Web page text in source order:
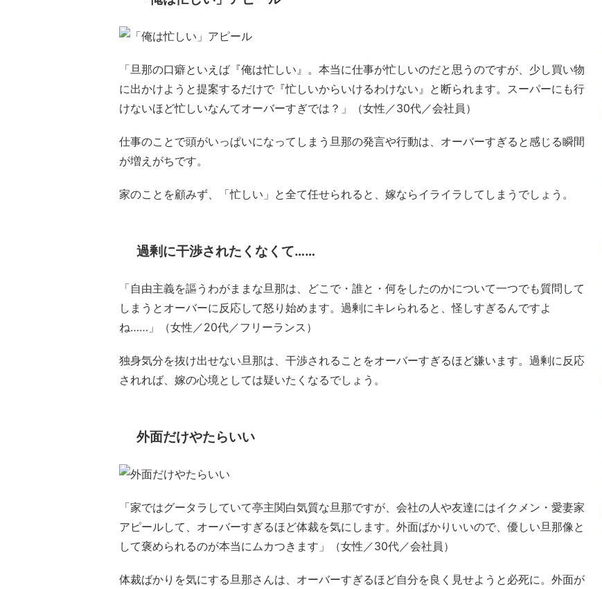
「旦那の口癖といえば『俺は忙しい』。本当に仕事が忙しいのだと思うのですが、少し買い物
に出かけようと提案するだけで『忙しいからいけるわけない』と断られます。スーパーにも行
けないほど忙しいなんてオーバーすぎでは？」（女性／30代／会社員）
仕事のことで頭がいっぱいになってしまう旦那の発言や行動は、オーバーすぎると感じる瞬間
が増えがちです。
家のことを顧みず、「忙しい」と全て任せられると、嫁ならイライラしてしまうでしょう。
過剰に干渉されたくなくて……
「自由主義を謳うわがままな旦那は、どこで・誰と・何をしたのかについて一つでも質問して
しまうとオーバーに反応して怒り始めます。過剰にキレられると、怪しすぎるんですよ
ね……」（女性／20代／フリーランス）
独身気分を抜け出せない旦那は、干渉されることをオーバーすぎるほど嫌います。過剰に反応
されれば、嫁の心境としては疑いたくなるでしょう。
外面だけやたらいい
「家ではグータラしていて亭主関白気質な旦那ですが、会社の人や友達にはイクメン・愛妻家
アピールして、オーバーすぎるほど体裁を気にします。外面ばかりいいので、優しい旦那像と
して褒められるのが本当にムカつきます」（女性／30代／会社員）
体裁ばかりを気にする旦那さんは、オーバーすぎるほど自分を良く見せようと必死に。外面が